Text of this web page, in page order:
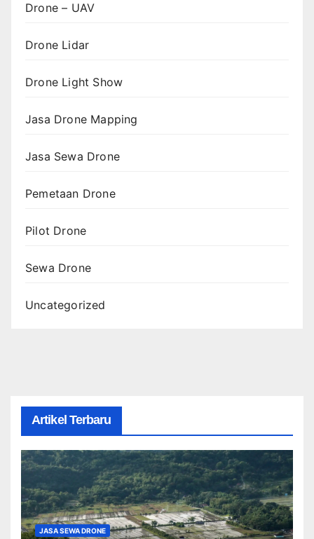
Drone – UAV
Drone Lidar
Drone Light Show
Jasa Drone Mapping
Jasa Sewa Drone
Pemetaan Drone
Pilot Drone
Sewa Drone
Uncategorized
Artikel Terbaru
JASA SEWA DRONE